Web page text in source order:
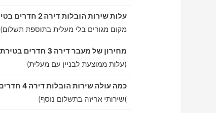
עלות שירות הובלות דירה 2 חדרים בטירת כרמל
מקום מגורים בלי מעלית בתוספת תשלום)
מחירון של מעבר דירה 3 חדרים בטירת כרמל
(עלות ממוצעת לבניין עם מעלית)
כמה עולה שירות הובלות דירה 4 חדרים בטירת כרמל
)שירותי אריזה בתשלום נוסף)